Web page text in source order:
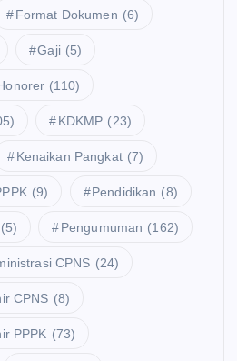
Format Dokumen (6)
Gaji (5)
(110)
KDKMP (23)
Kenaikan Pangkat (7)
(9) Pendidikan (8)
(5) Pengumuman (162)
CPNS (24)
CPNS (8)
PPPK (73)